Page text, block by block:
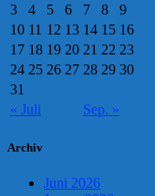
3
4 5 6 7 8
9
10 11 12 13 14 15 16
17 18 19 20 21 22 23
24 25 26 27 28 29 30
31
« Juli
Sep. »
Archiv
Juni 2026